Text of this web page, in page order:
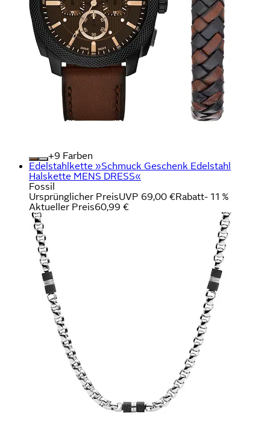
+
Farben
Edelstahlkette »Schmuck Geschenk Edelstahl
Halskette MENS DRESS«
Fossil
Ursprünglicher PreisUVP 69,00 €Rabatt- 11 %
Aktueller Preis60,99 €